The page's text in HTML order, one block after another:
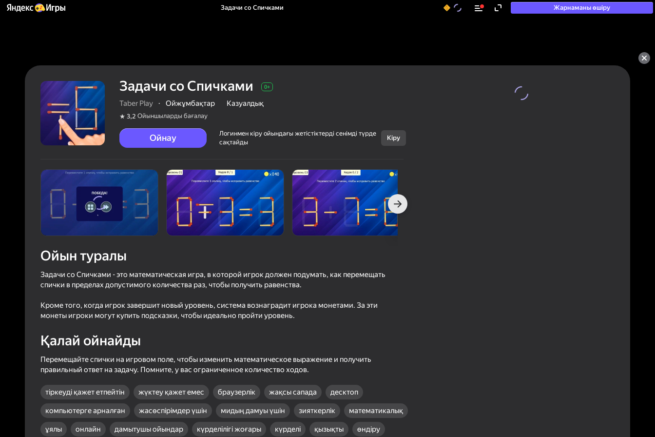
Задачи со Спичками Жарнаманы өшіру
50+ топ ойындар, олармен
Задачи со
Спичками
0+
Taber Play
Ойжұмбақтар
Казуалдық
3,2 Ойыншыларды бағалау
Ойнау
Задачи со Спичками 0+
Taber Play · Ойжұмбақтар Казуалдық
3,2 Ойыншыларды бағалау
Ойнау
Логинмен кіру ойындағы жетістіктерді сенімді түрде
сақтайды
Кіру
Ойын туралы
Задачи со Спичками - это математическая игра, в которой игрок должен подумать, как перемещать
спички в пределах допустимого количества раз, чтобы получить равенства.
Кроме того, когда игрок завершит новый уровень, система вознаградит игрока монетами. За эти
монеты игроки могут купить подсказки, чтобы идеально пройти уровень.
Қалай ойнайды
Перемещайте спички на игровом поле, чтобы изменить математическое выражение и получить
правильный ответ на задачу. Помните, у вас ограниченное количество ходов.
тіркеуді қажет етпейтін жүктеу қажет емес браузерлік жақсы сапада десктоп
компьютерге арналған жасөспірімдер үшін мидың дамуы үшін зияткерлік математикалық
ұялы онлайн дамытушы ойындар күрделілігі жоғары күрделі қызықты өндіру